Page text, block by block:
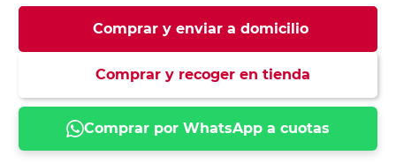
Comprar y enviar a domicilio
Comprar y recoger en tienda
Comprar por WhatsApp a cuotas